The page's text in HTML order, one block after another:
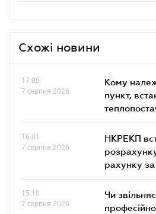
Схожі новини
17.05
7 серпня 2026
Кому
пункт,
16.01
7 серпня 2026
НКРЕКП
рахунку за
15.10
7 серпня 2026
Чи